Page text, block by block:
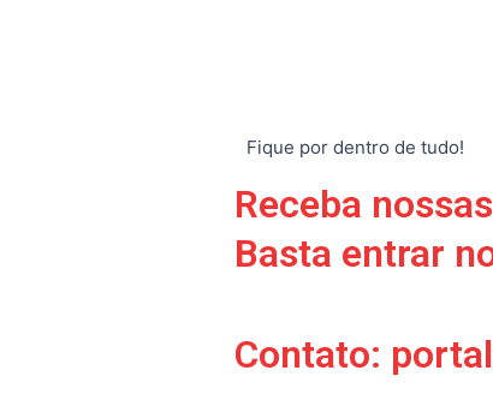
Fique por dentro de tudo!
Receba
Basta entrar
Contato: